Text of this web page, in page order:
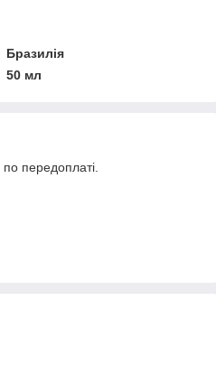
Бразилія
50 мл
по передоплаті.